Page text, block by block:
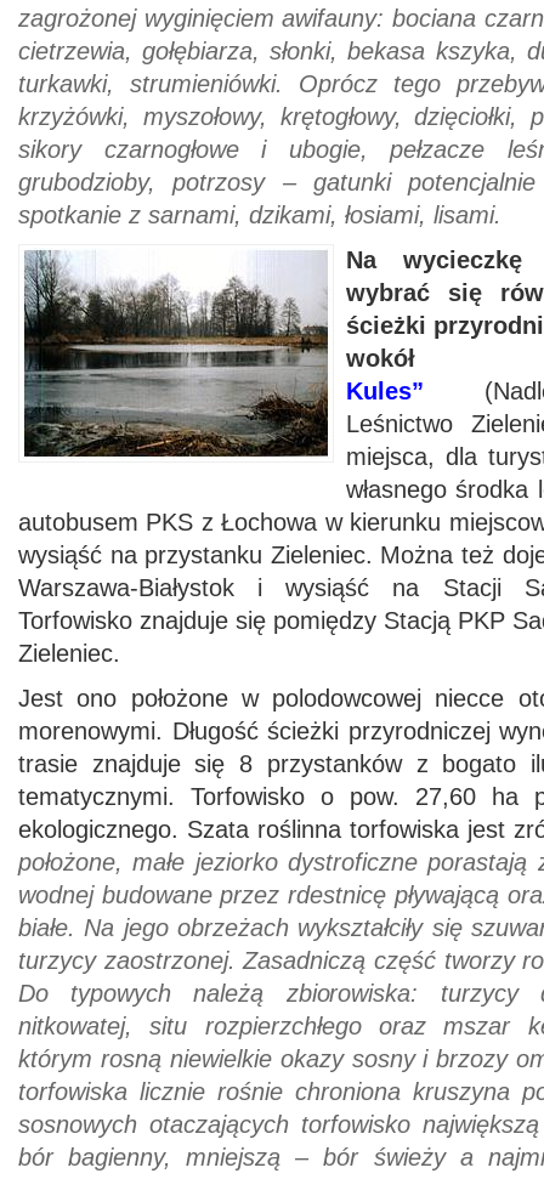
zagrożonej wyginięciem awifauny: bociana
cietrzewia, gołębiarza, słonki, bekasa kszyka,
turkawki, strumieniówki. Oprócz tego
krzyżówki, myszołowy, krętogłowy, dzięciołki,
sikory czarnogłowe i ubogie, pełzacze
grubodzioby, potrzosy – gatunki
spotkanie z sarnami, dzikami, łosiami, lisami.
Na
wybrać się
ścieżki
Kules”
Leśnictwo
miejsca, dla
własnego środka
autobusem PKS z Łochowa w kierunku
wysiąść na przystanku Zieleniec. Można też
Warszawa-Białystok i wysiąść na Stacji
Torfowisko znajduje się pomiędzy Stacją PKP
Zieleniec.
Jest ono położone w polodowcowej niecce
morenowymi. Długość ścieżki przyrodniczej
trasie znajduje się 8 przystanków z bogato
tematycznymi. Torfowisko o pow. 27,60 ha
ekologicznego. Szata roślinna torfowiska jest
położone, małe jeziorko dystroficzne porastają
wodnej budowane przez rdestnicę pływającą
białe. Na jego obrzeżach wykształciły się
turzycy zaostrzonej. Zasadniczą część tworzy
Do typowych należą zbiorowiska: turzycy
nitkowatej, situ rozpierzchłego oraz mszar
którym rosną niewielkie okazy sosny i brzozy
torfowiska licznie rośnie chroniona kruszyna
sosnowych otaczających torfowisko
bór bagienny, mniejszą – bór świeży a